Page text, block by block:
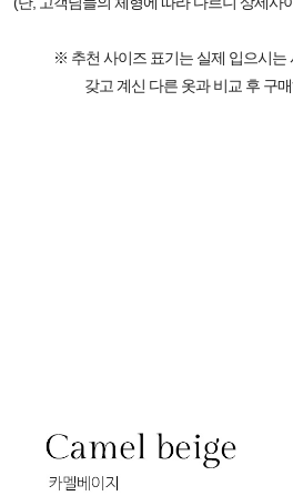
※ 추천 사이즈 표기는 실제 입으시는
갖고 계신 다른 옷과 비교 후 구